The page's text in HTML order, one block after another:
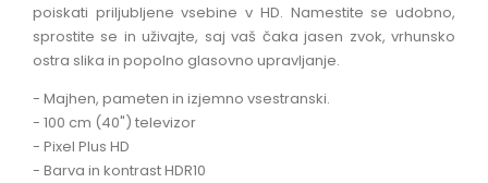
poiskati priljubljene vsebine v HD. Namestite se udobno,
sprostite se in uživajte, saj vaš čaka jasen zvok, vrhunsko
ostra slika in popolno glasovno upravljanje.
- Majhen, pameten in izjemno vsestranski.
- 100 cm (40") televizor
- Pixel Plus HD
- Barva in kontrast HDR10